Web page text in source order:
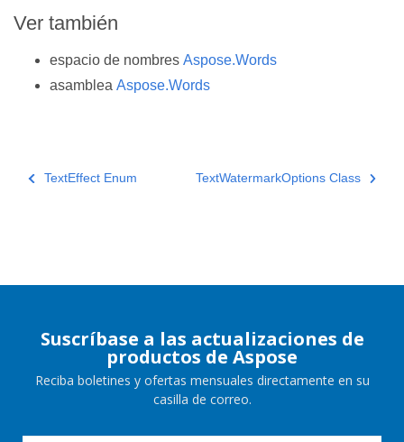
Ver también
espacio de nombres Aspose.Words
asamblea Aspose.Words
TextEffect Enum TextWatermarkOptions Class
Suscríbase a las actualizaciones de
productos de Aspose
Reciba boletines y ofertas mensuales directamente en su
casilla de correo.